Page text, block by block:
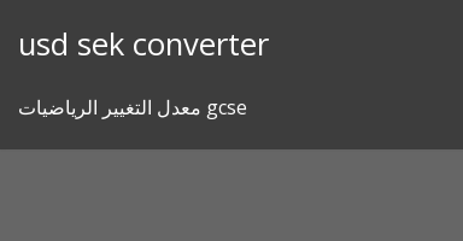
usd sek converter
معدل التغيير الرياضيات gcse